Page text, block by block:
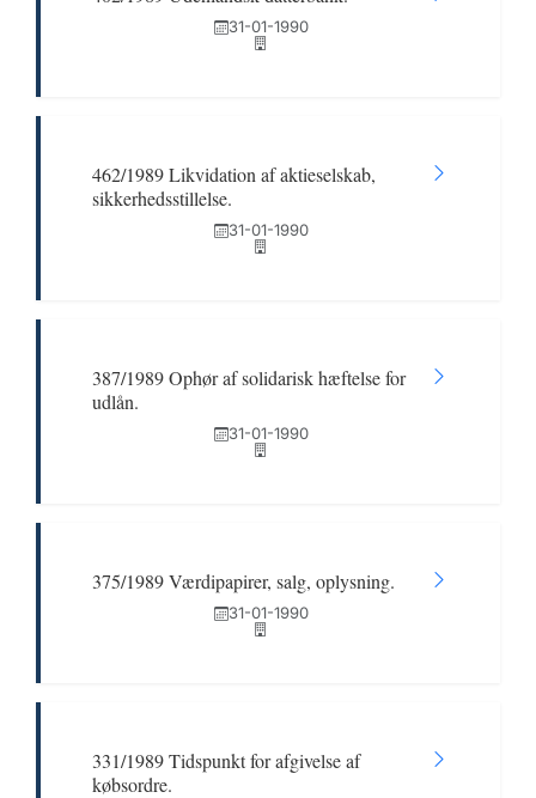
31-01-1990
462/1989 Likvidation af aktieselskab,
sikkerhedsstillelse.
31-01-1990
387/1989 Ophør af solidarisk hæftelse for
udlån.
31-01-1990
375/1989 Værdipapirer, salg, oplysning.
31-01-1990
331/1989 Tidspunkt for afgivelse af
købsordre.